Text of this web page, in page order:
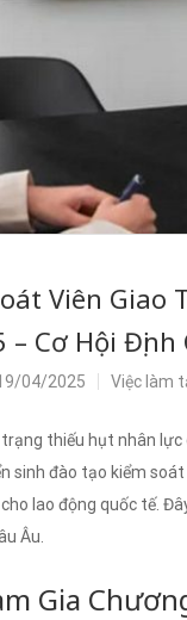
Viên Giao
Cơ Hội Định
04/2025 Việc làm
thiếu hụt nhân
sinh đào tạo kiểm
lao động quốc tế.
Âu.
Gia